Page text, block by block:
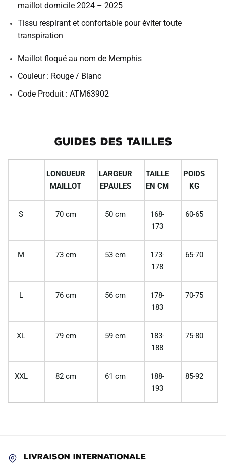
maillot domicile 2024 – 2025
Tissu respirant et confortable pour éviter toute
transpiration
Maillot floqué au nom de Memphis
Couleur : Rouge / Blanc
Code Produit : ATM63902
GUIDES DES TAILLES
LONGUEUR
MAILLOT
LARGEUR
EPAULES
TAILLE
EN CM
POIDS
KG
S 70 cm 50 cm
168-
173
60-65
M 73 cm 53 cm
173-
178
65-70
L 76 cm 56 cm
178-
183
70-75
XL 79 cm 59 cm
183-
188
75-80
XXL 82 cm 61 cm
188-
193
85-92
LIVRAISON INTERNATIONALE